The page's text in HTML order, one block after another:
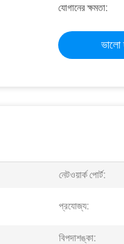
যোগানের ক্ষমতা:
ভালো
নেটওয়ার্ক পোর্ট:
প্রযোজ্য:
বিপদাশঙ্কা: